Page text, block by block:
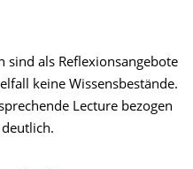
sind als Reflexionsangebote
keine Wissensbestände.
Lecture bezogen